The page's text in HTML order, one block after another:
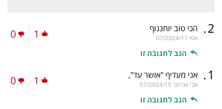
2
. הכי טוב יוחננוף
אסי 07/2024/11
הגב לתגובה זו
1
0
1
. אני מעדיף "אושר עד",
אבי אבישר 07/2024/10
הגב לתגובה זו
1
0